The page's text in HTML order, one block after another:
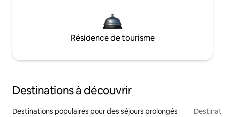
Résidence de tourisme
Destinations à découvrir
Destinations populaires pour des séjours prolongés